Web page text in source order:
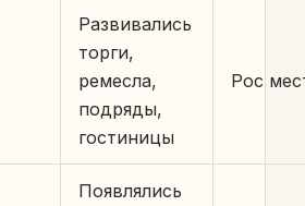
Развивались
торги,
ремесла,
подряды,
гостиницы
Рос
Появлялись